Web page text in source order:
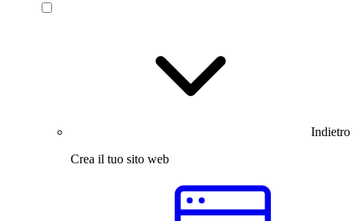
Indietro
Crea il tuo sito web